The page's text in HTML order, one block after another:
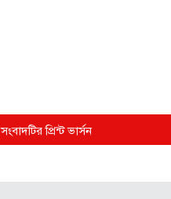
সংবাদটির প্রিন্ট ভার্সন